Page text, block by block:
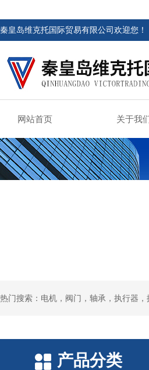
秦皇岛维克托国际贸易有限公司欢迎您！
网站首页 关于我
热门搜索：电机，阀门，轴承，执行器
产品分类